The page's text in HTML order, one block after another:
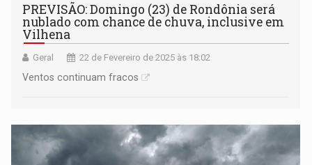
PREVISÃO: Domingo (23) de Rondônia será
nublado com chance de chuva, inclusive em
Vilhena
Geral 22 de Fevereiro de 2025 às 18:02
Ventos continuam fracos